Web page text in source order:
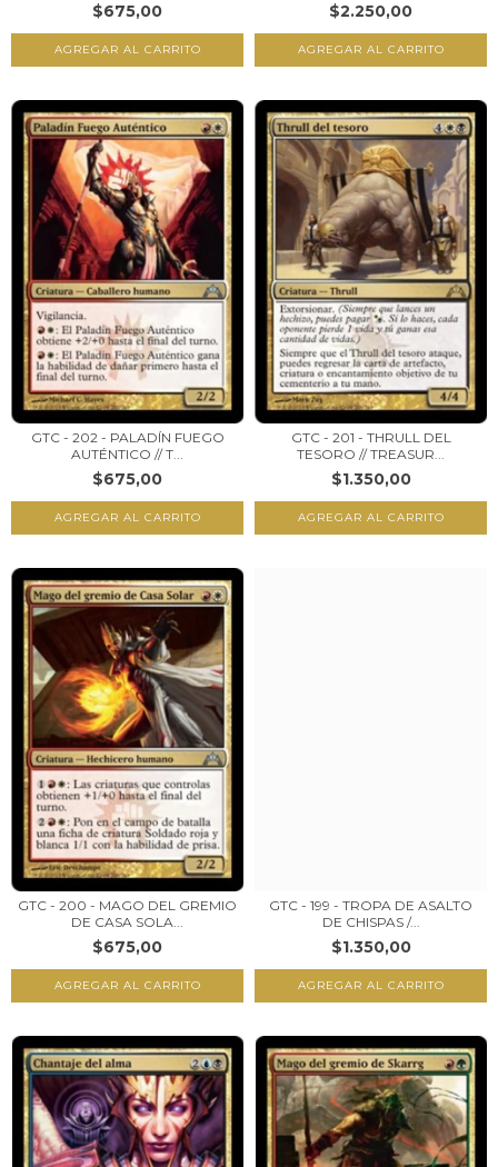
$675,00 $2.250,00
GTC - 202 - PALADÍN FUEGO
AUTÉNTICO // T...
$675,00
GTC - 201 - THRULL DEL
TESORO // TREASUR...
$1.350,00
GTC - 200 - MAGO DEL GREMIO
DE CASA SOLA...
$675,00
GTC - 199 - TROPA DE ASALTO
DE CHISPAS /...
$1.350,00